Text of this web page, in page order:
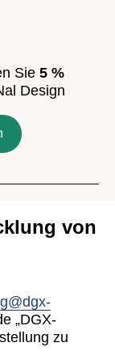
Sie 5 %
Design
von
„DGX-
zu